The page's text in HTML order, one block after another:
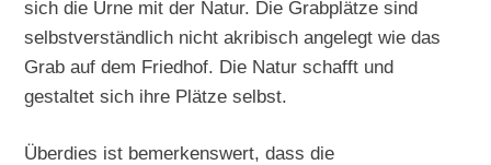
sich die Urne mit der Natur. Die Grabplätze sind
selbstverständlich nicht akribisch angelegt wie das
Grab auf dem Friedhof. Die Natur schafft und
gestaltet sich ihre Plätze selbst.
Überdies ist bemerkenswert, dass die